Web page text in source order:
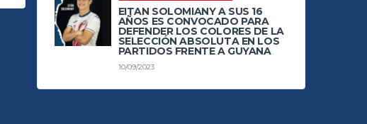
EITAN SOLOMIANY A SUS 16
AÑOS ES CONVOCADO PARA
DEFENDER LOS COLORES DE LA
SELECCIÓN ABSOLUTA EN LOS
PARTIDOS FRENTE A GUYANA
10/09/2023